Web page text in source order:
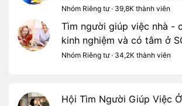
Nhóm Riêng tư · 39,8K thành viên
Tìm người giúp việc nhà -
kinh nghiệm và có tâm ở
Nhóm Riêng tư · 34,2K thành viên
Hội Tìm Người Giúp Việc